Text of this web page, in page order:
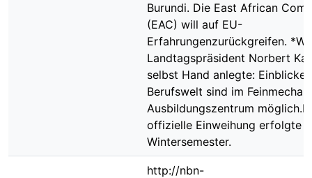
Burundi. Die East African
(EAC) will auf EU-
Erfahrungenzurückgreifen.
Landtagspräsident Norbert
selbst Hand anlegte: Einblicke
Berufswelt sind im
Ausbildungszentrum
offizielle Einweihung erfolgte
Wintersemester.
http://nbn-